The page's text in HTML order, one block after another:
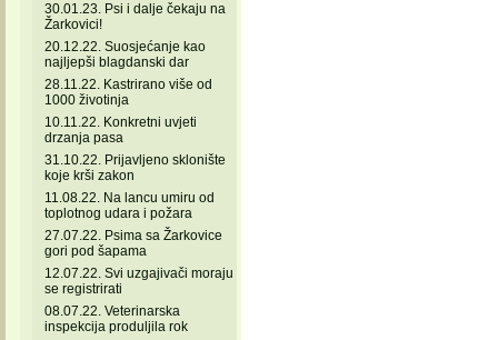
30.01.23. Psi i dalje čekaju na
Žarkovici!
20.12.22. Suosjećanje kao
najljepši blagdanski dar
28.11.22. Kastrirano više od
1000 životinja
10.11.22. Konkretni uvjeti
drzanja pasa
31.10.22. Prijavljeno sklonište
koje krši zakon
11.08.22. Na lancu umiru od
toplotnog udara i požara
27.07.22. Psima sa Žarkovice
gori pod šapama
12.07.22. Svi uzgajivači moraju
se registrirati
08.07.22. Veterinarska
inspekcija produljila rok